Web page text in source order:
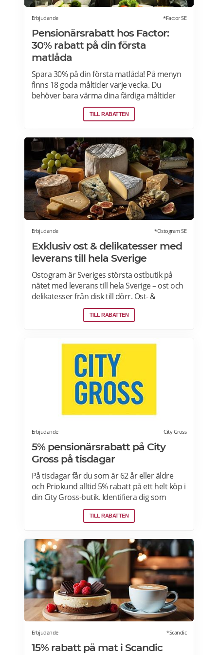
Erbjudande *Factor SE
Pensionärsrabatt hos Factor:
30% rabatt på din första
matlåda
Spara 30% på din första matlåda! På menyn
finns 18 goda måltider varje vecka. Du
behöver bara värma dina färdiga måltider
från Factor Meals. Med Factor har du alltid
full kontroll. Du väljer vilka måltider du vill ha.
hoppa över en vecka eller avsluta ditt
abonnemang när du vill. Läs mer om
pensionärsrabatter hos Factor här.
TILL RABATTEN
Erbjudande *Ostogram SE
Exklusiv ost & delikatesser med
leverans till hela Sverige
Ostogram är Sveriges största ostbutik på
nätet med leverans till hela Sverige – ost och
delikatesser från disk till dörr. Ost- &
charkprodukter. Färdiga presentlådor.
Ostbrickor. Ostogram skickar alla paket med
leverans. Läs mer om Ostogram
erbjudanden här>>>
TILL RABATTEN
Erbjudande City Gross
5% pensionärsrabatt på City
Gross på tisdagar
På tisdagar får du som är 62 år eller äldre
och Priokund alltid 5% rabatt på ett helt köp i
din City Gross-butik. Identifiera dig som
Priokund och säg bara till i kassan i butiken
så löser vi in rabatten. Gäller ej citygross.se,
nikotinprodukter, läkemedel,
välgörenhetsprodukter,
modersmjölksersättning, presentkort och
pant. Läs mer om pensionärsrabatter på City
Gross här.
TILL RABATTEN
Erbjudande *Scandic
15% rabatt på mat i Scandic